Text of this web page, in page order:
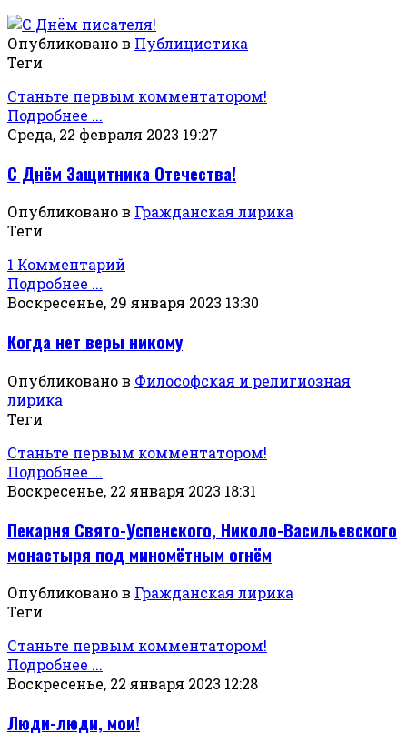
Опубликовано в Публицистика
Теги
Станьте первым комментатором!
Подробнее ...
Среда, 22 февраля 2023 19:27
С Днём Защитника Отечества!
Опубликовано в Гражданская лирика
Теги
1 Комментарий
Подробнее ...
Воскресенье, 29 января 2023 13:30
Когда нет веры никому
Опубликовано в Философская и религиозная
лирика
Теги
Станьте первым комментатором!
Подробнее ...
Воскресенье, 22 января 2023 18:31
Пекарня Свято-Успенского, Николо-Васильевского
монастыря под миномётным огнём
Опубликовано в Гражданская лирика
Теги
Станьте первым комментатором!
Подробнее ...
Воскресенье, 22 января 2023 12:28
Люди-люди, мои!